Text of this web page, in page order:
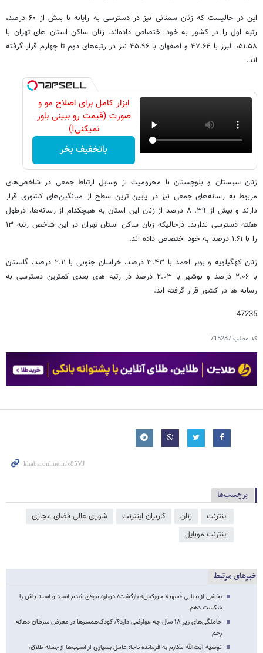
این در حالیست که زنان سمنانی نیز در دسترسی به رایانه با بیش از ۶۰ درصد،
رتبه اول را در کشور به خود اختصاص داده‌اند. زنان ساکن استان های تهران با
۵۱.۵۸، البرز با ۴۷.۶۴ و اصفهان با ۴۵.۹۶ نیز در رتبه‌های دوم تا چهارم قرار گرفته
اند.
ابزار کامل برای اصلاح مو و
صورت (قیمت رو ببینی باور
نمیکنی!)
باتخفیف بخر
زنان سیستان و بلوچستان با محرومیت از وسایل ارتباط جمعی در شاخص‌های
مربوط به رسانه‌های جمعی نیز در پایین ترین سطح از میانگین‌های کشوری قرار
دارند و بیش از ۳۹. ۸ درصد از زنان این استان به هیچکدام از رسانه‌ها، درطول
هفته دسترسی ندارند. درحالیکه زنان ساکن استان تهران در این شاخص رتبه ۱۳
را با ۱.۶۱ درصد به خود اختصاص داده اند.
زنان کهگیلویه و بویر احمد با ۳.۴۳ درصد، خراسان جنوبی با ۲.۱۱ درصد، گلستان
با ۲.۰۶ درصد و بوشهر با ۲.۰۳ درصد در رتبه های بعدی کمترین دسترسی به
رسانه ها در کشور قرار گرفته اند.
47235
کد مطلب715287
برچسب‌ها
اینترنت زنان کاربران اینترنت
شورای عالی فضای مجازی
اینترنت موبایل
خبرهای مرتبط
بخشی از بینایی «سهیلا جورکش» بازگشت/ دوباره موفق شدم اسید و اسید پاش را
شکست دهم
حاملگی‌های زیر ۱۸ سال چه عوارضی دارد؟/ کودک‌همسرها در معرض سرطان‌ دهانه
رحم
توصیه آیت‌الله مکارم به فرمانده ناجا: عامل بسیاری از آسیب‌ها از جمله طلاق،